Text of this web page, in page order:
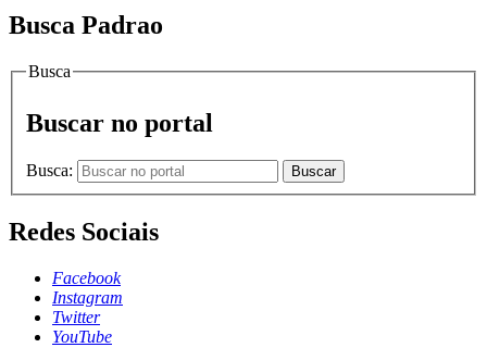
Busca Padrao
Busca
Buscar no portal
Busca: Buscar
Redes Sociais
Facebook
Instagram
Twitter
YouTube